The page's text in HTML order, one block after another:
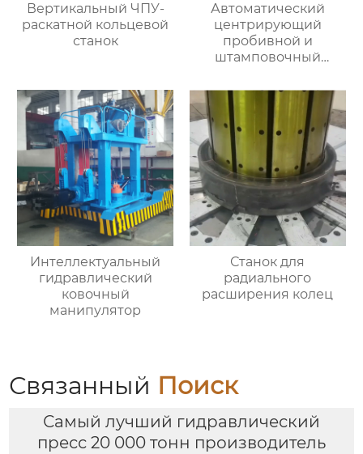
Вертикальный ЧПУ-
раскатной кольцевой
станок
Автоматический
центрирующий
пробивной и
штамповочный
пресс
Интеллектуальный
гидравлический
ковочный
манипулятор
Станок для
радиального
расширения колец
Связанный Поиск
Самый лучший гидравлический
пресс 20 000 тонн производитель